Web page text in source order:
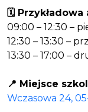
🗓
09:00 – 12:30 –
12:30 – 13:30 –
13:30 – 17:00 –
📍 Miejsce
Wczasowa 24,